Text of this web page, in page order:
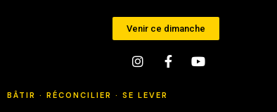
Venir ce dimanche
BÂTIR · RÉCONCILIER · SE LEVER